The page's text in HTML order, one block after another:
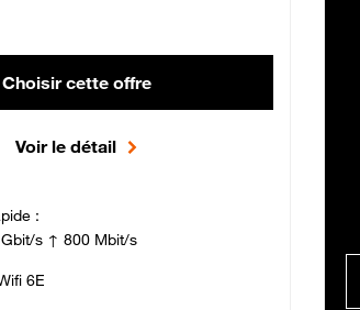
Choisir cette offre
Voir le détail
:
s ↑ 800 Mbit/s
6E